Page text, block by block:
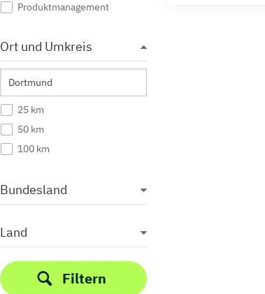
Produktmanagement
Sportmarketing
Tourismus Marketing
Unternehmenskommunikation
Werbung
Wirtschaftskommunikation
Ort und Umkreis
25 km
50 km
100 km
Bundesland
Land
Filtern